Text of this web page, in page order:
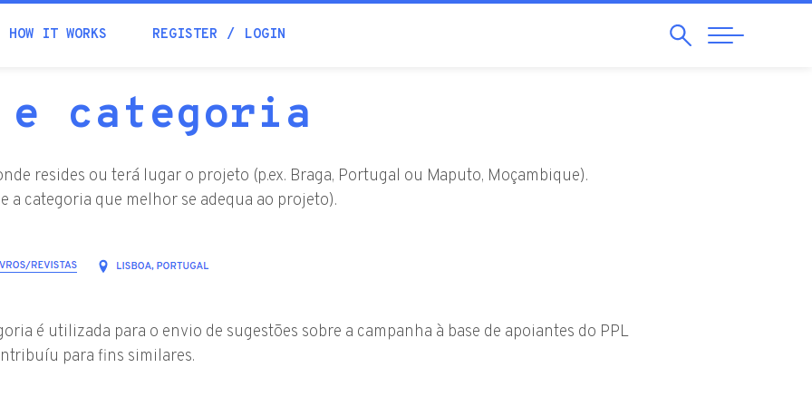
HOW IT WORKS REGISTER LOGIN SearchAbrir
Navegação
categoria
resides ou terá lugar o projeto (p.ex. Braga, Portugal ou Maputo, Moçambique).
a categoria que melhor se adequa ao projeto).
é utilizada para o envio de sugestões sobre a campanha à base de apoiantes do PPL
para fins similares.
Academia
Help
Contacts